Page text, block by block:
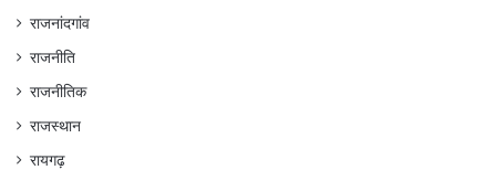
राजनांदगांव
राजनीति
राजनीतिक
राजस्थान
रायगढ़